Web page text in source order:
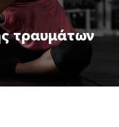
τραυμάτων